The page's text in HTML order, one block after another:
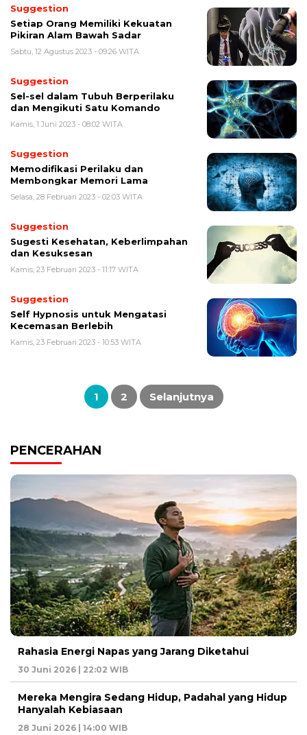
Suggestion
Setiap Orang Memiliki Kekuatan
Pikiran Alam Bawah Sadar
Sabtu, 12 Agustus 2023 - 09:26 WITA
Suggestion
Sel-sel dalam Tubuh Berperilaku
dan Mengikuti Satu Komando
Kamis, 1 Juni 2023 - 08:02 WITA
Suggestion
Memodifikasi Perilaku dan
Membongkar Memori Lama
Selasa, 28 Februari 2023 - 02:03 WITA
Suggestion
Sugesti Kesehatan, Keberlimpahan
dan Kesuksesan
Kamis, 23 Februari 2023 - 11:17 WITA
Suggestion
Self Hypnosis untuk Mengatasi
Kecemasan Berlebih
Kamis, 23 Februari 2023 - 10:53 WITA
Paginasi
1 2 Selanjutnya
PENCERAHAN
Rahasia Energi Napas yang Jarang Diketahui
30 Juni 2026 | 22:02 WIB
Mereka Mengira Sedang Hidup, Padahal yang Hidup
Hanyalah Kebiasaan
28 Juni 2026 | 14:00 WIB